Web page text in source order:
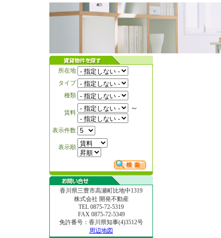
所在地
タイプ
種類
賃料
～
表示件数
表示順
香川県三豊市高瀬町比地中1319
株式会社 開発不動産
TEL 0875-72-5319
FAX 0875-72-5349
免許番号：香川県知事(4)3512号
周辺地図